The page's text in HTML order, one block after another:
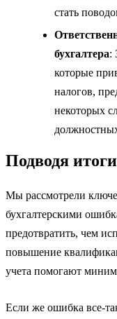
стать
бухгалтера:
которые
налогов,
некоторых
Подводя итоги
Мы рассмотрели
бухгалтерскими
предотвратить, чем
повышение
учета помогают
Если же ошибка все-